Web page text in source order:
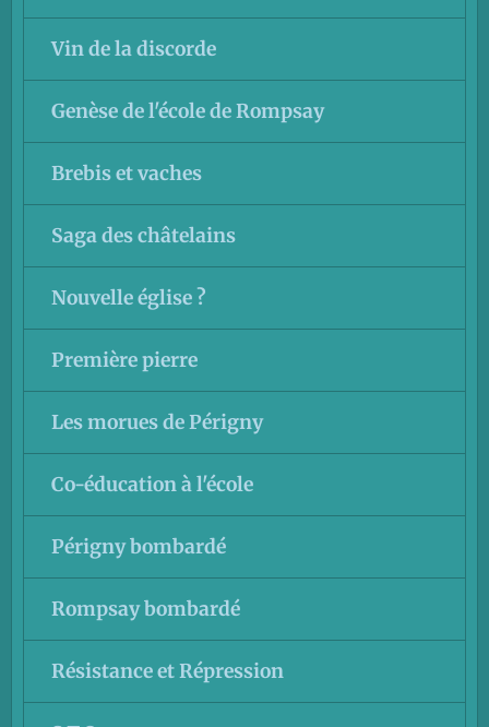
Vin de la discorde
Genèse de l'école de Rompsay
Brebis et vaches
Saga des châtelains
Nouvelle église ?
Première pierre
Les morues de Périgny
Co-éducation à l'école
Périgny bombardé
Rompsay bombardé
Résistance et Répression